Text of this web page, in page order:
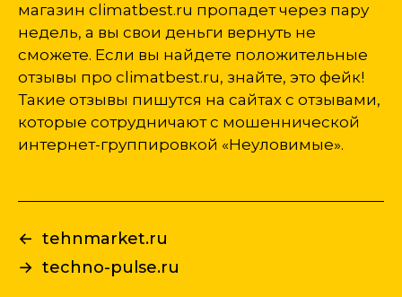
магазин climatbest.ru пропадет через пару
недель, а вы свои деньги вернуть не
сможете. Если вы найдете положительные
отзывы про climatbest.ru, знайте, это фейк!
Такие отзывы пишутся на сайтах с отзывами,
которые сотрудничают с мошеннической
интернет-группировкой «Неуловимые».
← tehnmarket.ru
→ techno-pulse.ru